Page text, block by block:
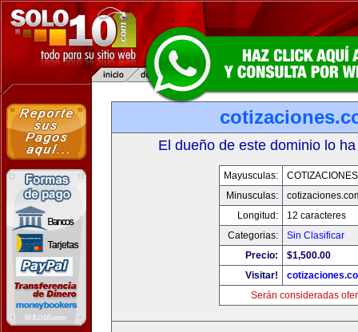
El dueño de este dominio lo
Mayusculas:
Minusculas:
Longitud:
12 caracteres
Categorias:
Sin Clasificar
Precio:
$1,500.00
Visitar!
Serán consideradas